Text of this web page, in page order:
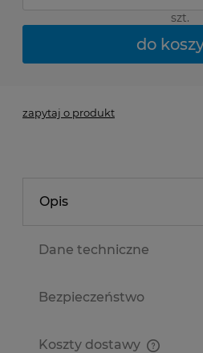
szt.
do
zapytaj o produkt
Opis
Dane techniczne
Bezpieczeństwo
Koszty dostawy